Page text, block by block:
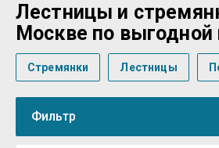
Лестницы и
Москве по выгодной
Стремянки Лестницы
Фильтр